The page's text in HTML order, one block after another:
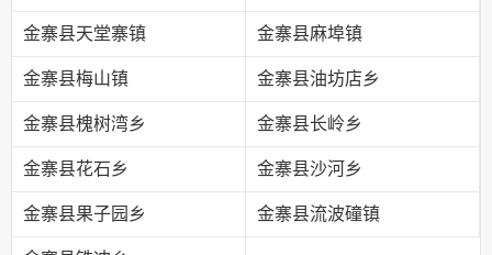
金寨县天堂寨镇 金寨县麻埠镇
金寨县梅山镇 金寨县油坊店乡
金寨县槐树湾乡 金寨县长岭乡
金寨县花石乡 金寨县沙河乡
金寨县果子园乡 金寨县流波䃥镇